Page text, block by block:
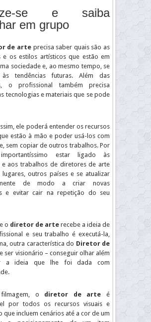
se e saiba
em grupo
de arteprecisa saber quais são as
e os estilos artísticos que estão em
sociedade e, ao mesmo tempo, se
às tendências futuras. Além das
o profissional também precisa
tecnologias e materiais que se pode
ele poderá entender os recursos
estão à mão e poder usá-los com
sem copiar de outros trabalhos. Por
estar ligado às
e aos trabalhos de diretores de arte
outros países e se atualizar
de modo a criar novas
e evitar cair na repetição do seu
o diretor de arte recebe a ideia de
e seu trabalho é executá-la,
outra característica do Diretor de
ser visionário – conseguir olhar além
a ideia que lhe foi dada com
o diretor de arte é
por todos os recursos visuais e
que incluem cenários até a cor de um